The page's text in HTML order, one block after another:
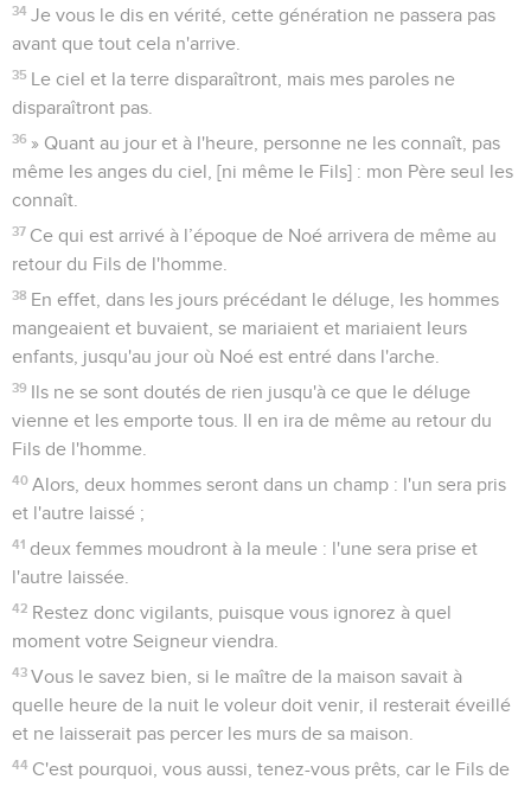
34 Je vous le dis en vérité, cette génération ne passera pas
avant que tout cela n'arrive.
35 Le ciel et la terre disparaîtront, mais mes paroles ne
disparaîtront pas.
36 » Quant au jour et à l'heure, personne ne les connaît, pas
même les anges du ciel, [ni même le Fils] : mon Père seul les
connaît.
37 Ce qui est arrivé à l’époque de Noé arrivera de même au
retour du Fils de l'homme.
38 En effet, dans les jours précédant le déluge, les hommes
mangeaient et buvaient, se mariaient et mariaient leurs
enfants, jusqu'au jour où Noé est entré dans l'arche.
39 Ils ne se sont doutés de rien jusqu'à ce que le déluge
vienne et les emporte tous. Il en ira de même au retour du
Fils de l'homme.
40 Alors, deux hommes seront dans un champ : l'un sera pris
et l'autre laissé ;
41 deux femmes moudront à la meule : l'une sera prise et
l'autre laissée.
42 Restez donc vigilants, puisque vous ignorez à quel
moment votre Seigneur viendra.
43 Vous le savez bien, si le maître de la maison savait à
quelle heure de la nuit le voleur doit venir, il resterait éveillé
et ne laisserait pas percer les murs de sa maison.
44 C'est pourquoi, vous aussi, tenez-vous prêts, car le Fils de